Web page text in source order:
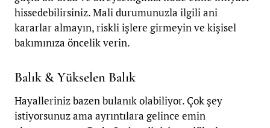
hissedebilirsiniz.Mali durumunuzla ilgili ani
kararlar almayın, riskli işlere girmeyin ve kişisel
bakımınıza öncelik verin.
Balık & Yükselen Balık
Hayalleriniz bazen bulanık olabiliyor. Çok şey
istiyorsunuz ama ayrıntılara gelince emin